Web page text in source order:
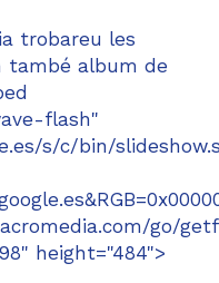
trobareu les
també album de
flash"
s/c/bin/
go/
height="484">